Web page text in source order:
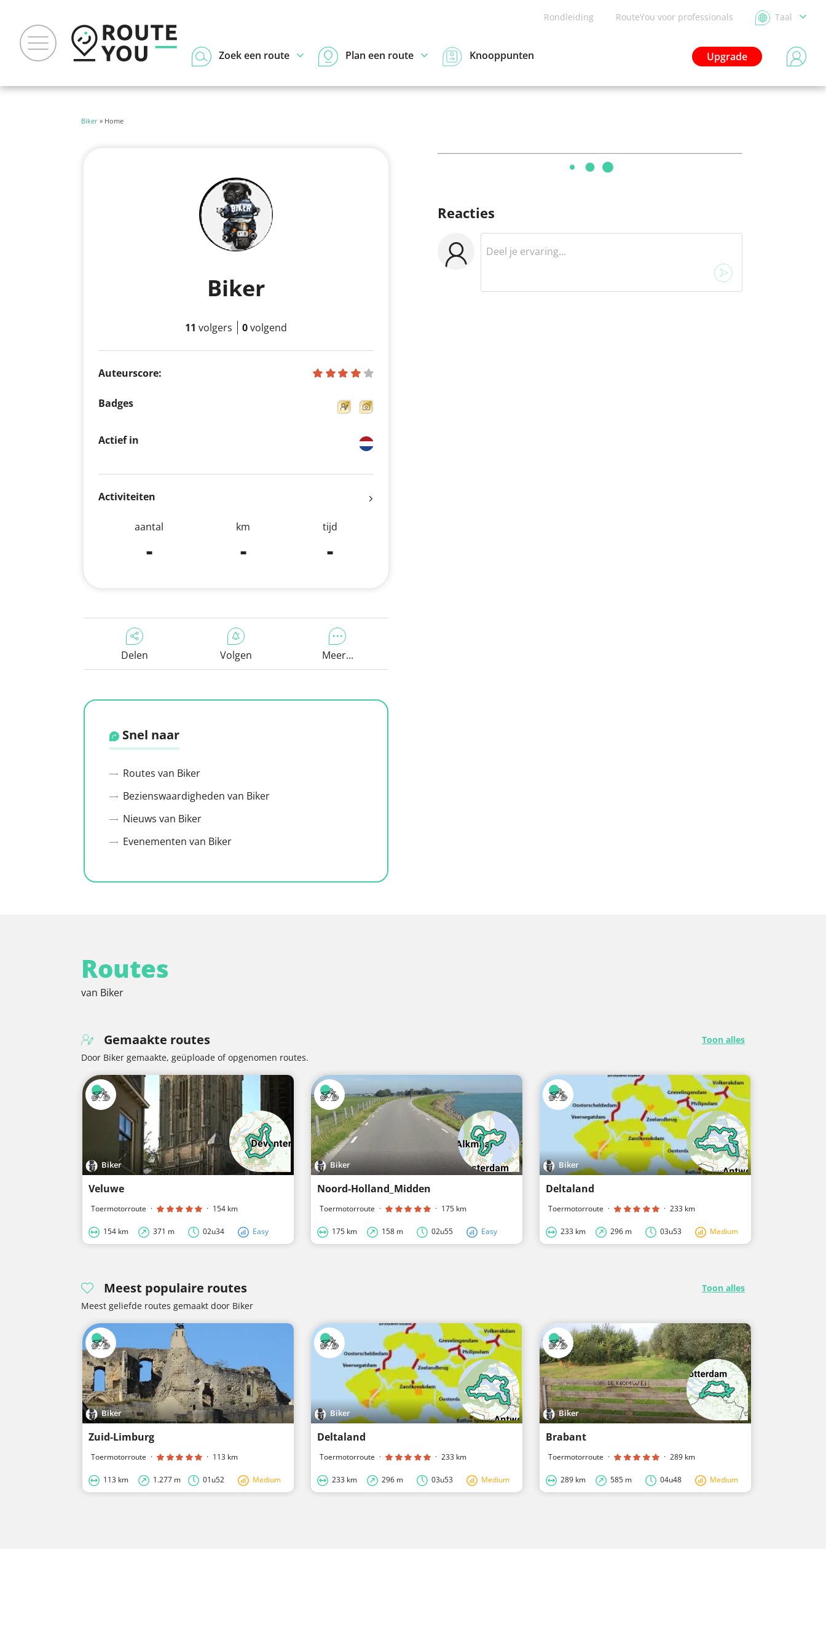
Rondleiding RouteYou voor professionals Taal
Upgrade
Zoek een route Plan een route Knooppunten
Biker » Home
Biker
11 volgers 0volgend
Auteurscore:
Badges
Actief in
Activiteiten
aantal
-
km
-
tijd
-
Delen Volgen Meer...
Snel naar
Routes van Biker
Bezienswaardigheden van Biker
Nieuws van Biker
Evenementen van Biker
Reacties
Routes
van Biker
Gemaakte routes
Toon alles
Door Biker gemaakte, geüploade of opgenomen routes.
Biker
Veluwe
Toermotorroute · · 154 km
154 km 371 m 02u34 Easy
Biker
Noord-Holland_Midden
Toermotorroute · · 175 km
175 km 158 m 02u55 Easy
Biker
Deltaland
Toermotorroute · · 233 km
233 km 296 m 03u53 Medium
Meest populaire routes
Toon alles
Meest geliefde routes gemaakt door Biker
Biker
Zuid-Limburg
Toermotorroute · · 113 km
113 km 1.277 m 01u52 Medium
Biker
Deltaland
Toermotorroute · · 233 km
233 km 296 m 03u53 Medium
Biker
Brabant
Toermotorroute · · 289 km
289 km 585 m 04u48 Medium